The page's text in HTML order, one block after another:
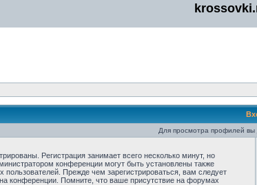
Для просмотра профилей
Регистрация занимает всего несколько минут, но
конференции могут быть установлены также
пользователей. Прежде чем зарегистрироваться, вам следует
конференции. Помните, что ваше присутствие на форумах